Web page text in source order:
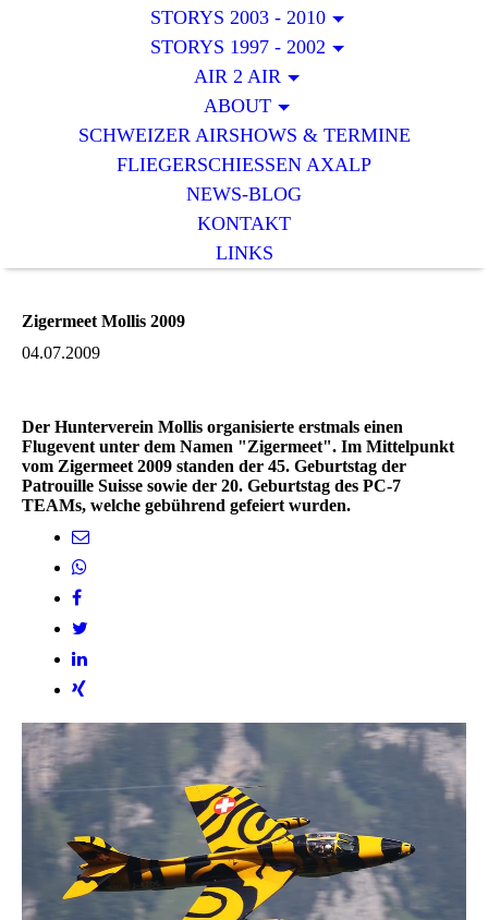
STORYS 2003 - 2010
STORYS 1997 - 2002
AIR 2 AIR
ABOUT
SCHWEIZER AIRSHOWS & TERMINE
FLIEGERSCHIESSEN AXALP
NEWS-BLOG
KONTAKT
LINKS
Zigermeet Mollis 2009
04.07.2009
Der Hunterverein Mollis organisierte erstmals einen
Flugevent unter dem Namen "Zigermeet". Im Mittelpunkt
vom Zigermeet 2009 standen der 45. Geburtstag der
Patrouille Suisse sowie der 20. Geburtstag des PC-7
TEAMs, welche gebührend gefeiert wurden.